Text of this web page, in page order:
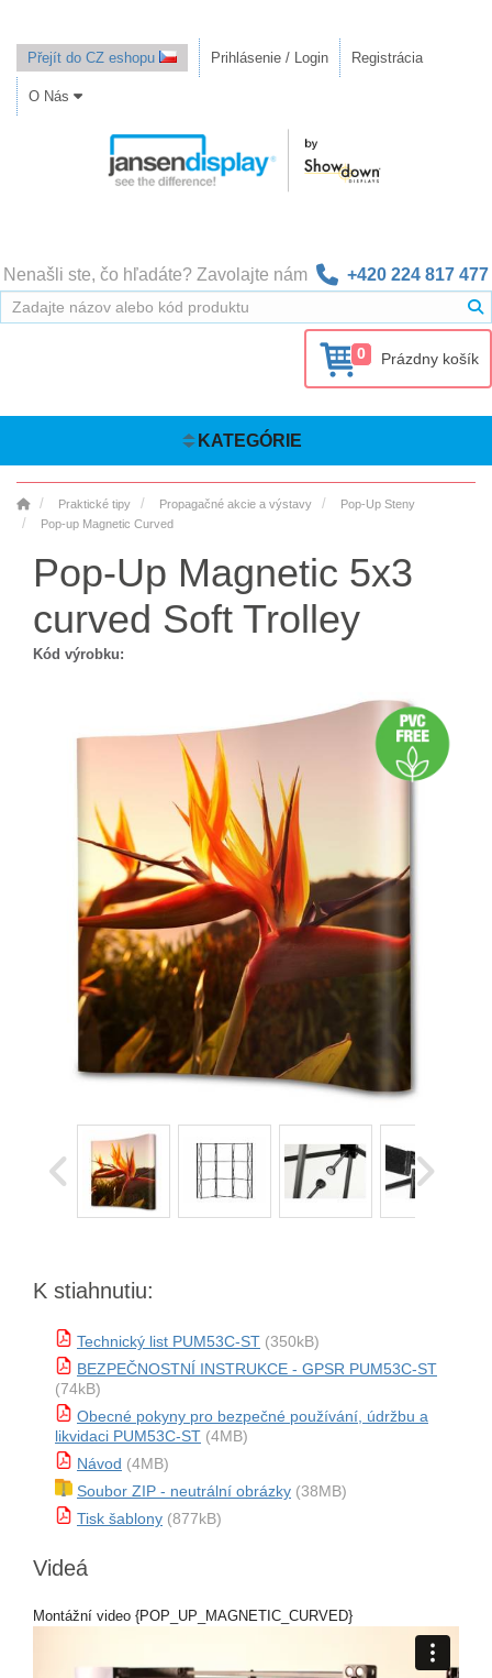
Přejít do CZ eshopu Prihlásenie / Login Registrácia
O Nás
Nenašli ste, čo hľadáte? Zavolajte nám +420 224 817 477
0 Prázdny košík
KATEGÓRIE
Praktické tipy Propagačné akcie a výstavy
Pop-Up Steny
Pop-up Magnetic Curved
Pop-Up Magnetic 5x3
curved Soft Trolley
Kód výrobku:
K stiahnutiu:
Technický list PUM53C-ST (350kB)
BEZPEČNOSTNÍ INSTRUKCE - GPSR PUM53C-ST
(74kB)
Obecné pokyny pro bezpečné používání, údržbu a
likvidaci PUM53C-ST (4MB)
Návod (4MB)
Soubor ZIP - neutrální obrázky (38MB)
Tisk šablony (877kB)
Videá
Montážní video {POP_UP_MAGNETIC_CURVED}